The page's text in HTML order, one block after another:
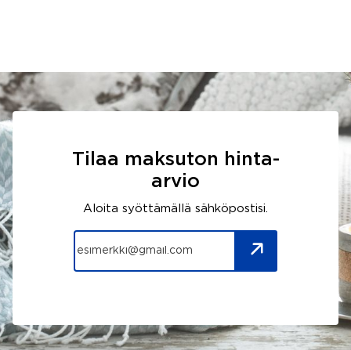
Tilaa maksuton hinta-
arvio
Aloita syöttämällä sähköpostisi.